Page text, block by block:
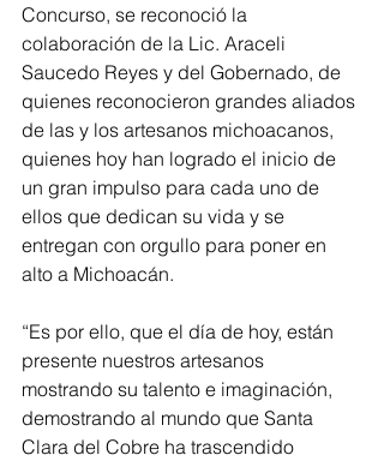
Concurso, se reconoció la
colaboración de la Lic. Araceli
Saucedo Reyes y del Gobernado, de
quienes reconocieron grandes aliados
de las y los artesanos michoacanos,
quienes hoy han logrado el inicio de
un gran impulso para cada uno de
ellos que dedican su vida y se
entregan con orgullo para poner en
alto a Michoacán.
“Es por ello, que el día de hoy, están
presente nuestros artesanos
mostrando su talento e imaginación,
demostrando al mundo que Santa
Clara del Cobre ha trascendido